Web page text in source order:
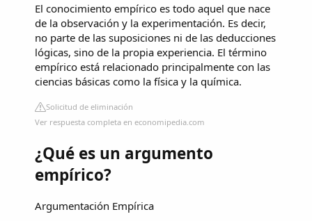
El conocimiento empírico es todo aquel que nace
de la observación y la experimentación. Es decir,
no parte de las suposiciones ni de las deducciones
lógicas, sino de la propia experiencia. El término
empírico está relacionado principalmente con las
ciencias básicas como la física y la química.
Solicitud de eliminación
Ver respuesta completa en economipedia.com
¿Qué es un argumento
empírico?
Argumentación Empírica